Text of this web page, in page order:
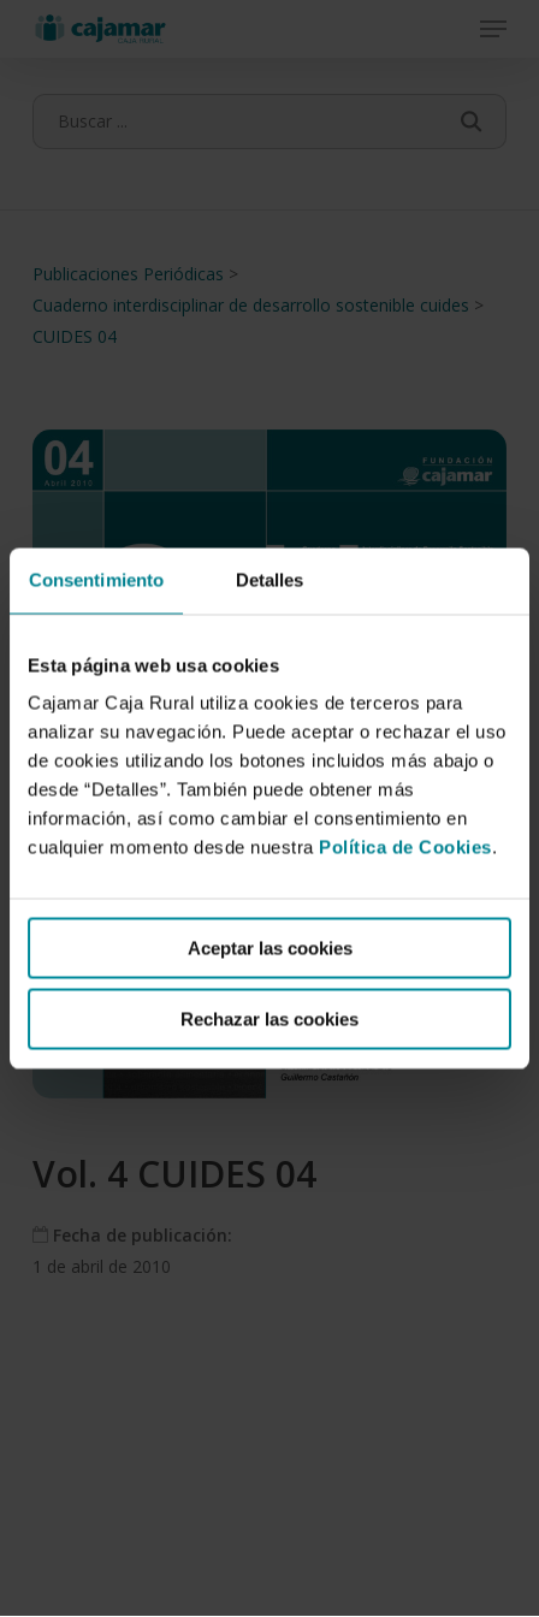
Consentimiento Detalles
Esta página web usa cookies
Cajamar Caja Rural utiliza cookies de terceros para
analizar su navegación. Puede aceptar o rechazar el uso
de cookies utilizando los botones incluidos más abajo o
desde “Detalles”. También puede obtener más
información, así como cambiar el consentimiento en
cualquier momento desde nuestra Política de Cookies.
Aceptar las cookies
Rechazar las cookies
Menu
Publicaciones Periódicas >
Cuaderno interdisciplinar de desarrollo sostenible cuides >
CUIDES 04
Vol. 4 CUIDES 04
Fecha de publicación:
1 de abril de 2010